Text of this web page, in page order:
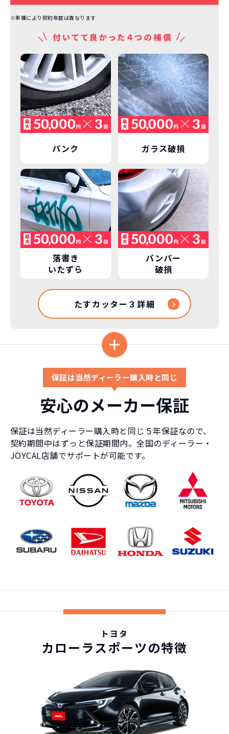
※車種により契約年数は異なります
パンク ガラス破損
落書き
いたずら
バンパー
破損
たすカッター３詳細
保証は当然ディーラー購入時と同じ
安心のメーカー保証
保証は当然ディーラー購入時と同じ５年保証なので、
契約期間中はずっと保証期間内。全国のディーラー・
JOYCAL店舗でサポートが可能です。
トヨタ
カローラスポーツの特徴